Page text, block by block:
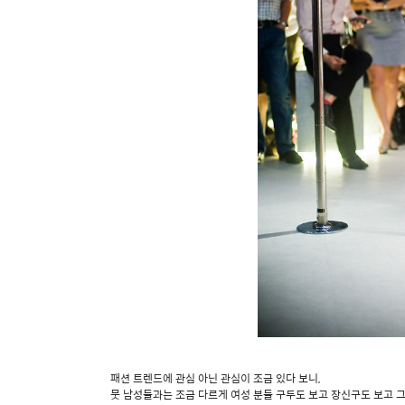
패션 트렌드에 관심 아닌 관심이 조금 있다 보니,
뭇 남성들과는 조금 다르게 여성 분들 구두도 보고 장신구도 보고